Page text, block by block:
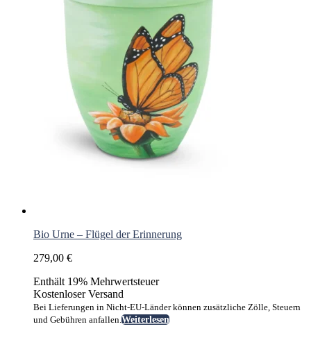
Bio Urne – Flügel der Erinnerung
279,00 €
Enthält 19% Mehrwertsteuer
Kostenloser Versand
Bei Lieferungen in Nicht-EU-Länder können zusätzliche Zölle, Steuern
und Gebühren anfallen.Weiterlesen